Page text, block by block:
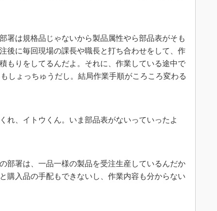
署は規格品じゃないから製品属性やら部品表がそも
後に毎回現場の課長や職長と打ち合わせをして、作
もりをしてるんだよ。それに、作業している途中で
しょっちゅうだし。結局作業手順がころころ変わる
れ、イトウくん。いま部品表がないっていったよ
部署は、一品一様の製品を受注生産しているんだか
購入品の手配もできないし、作業内容も分からない